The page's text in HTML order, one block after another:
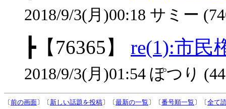
2018/9/3(月)00:18 サミー
┣【76365】 re(1):市民
2018/9/3(月)01:54 ぽつり
〔前の画面〕〔 新しい話題を投稿〕〔最新の一覧 〕〔番号順一覧 〕〔全て